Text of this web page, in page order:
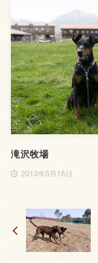
滝沢牧場
2013年5月16日